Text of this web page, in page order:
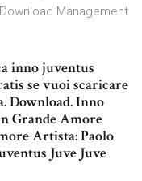
Management
inno juventus
se vuoi scaricare
Download. Inno
Grande Amore
Artista: Paolo
Juve Juve